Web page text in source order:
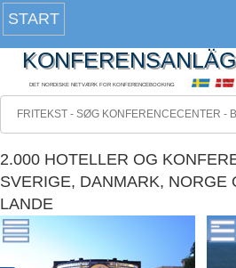
START
DET NORDISKE NETVÆRK FOR KONFERENCEBOOKING
2.000 HOTELLER OG
SVERIGE, DANMARK, NORGE
LANDE